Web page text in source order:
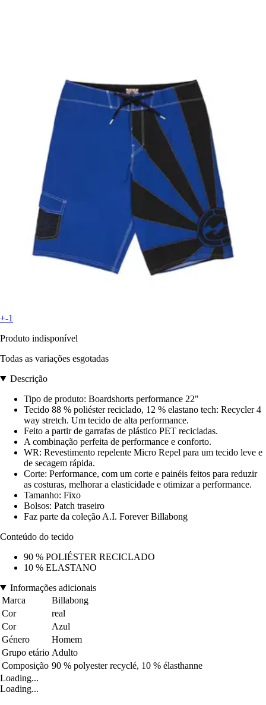
+-1
Produto indisponível
Todas as variações esgotadas
Descrição
Tipo de produto: Boardshorts performance 22"
Tecido 88 % poliéster reciclado, 12 % elastano tech: Recycler 4
way stretch. Um tecido de alta performance.
Feito a partir de garrafas de plástico PET recicladas.
A combinação perfeita de performance e conforto.
WR: Revestimento repelente Micro Repel para um tecido leve e
de secagem rápida.
Corte: Performance, com um corte e painéis feitos para reduzir
as costuras, melhorar a elasticidade e otimizar a performance.
Tamanho: Fixo
Bolsos: Patch traseiro
Faz parte da coleção A.I. Forever Billabong
Conteúdo do tecido
90 % POLIÉSTER RECICLADO
10 % ELASTANO
Informações adicionais
Marca
Billabong
Cor
real
Cor
Azul
Género
Homem
Grupo etário Adulto
Composição 90 % polyester recyclé, 10 % élasthanne
Loading...
Loading...